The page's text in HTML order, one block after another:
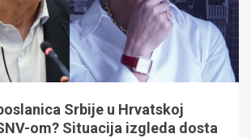
Srbije u Hrvatskoj
om? Situacija izgleda dosta